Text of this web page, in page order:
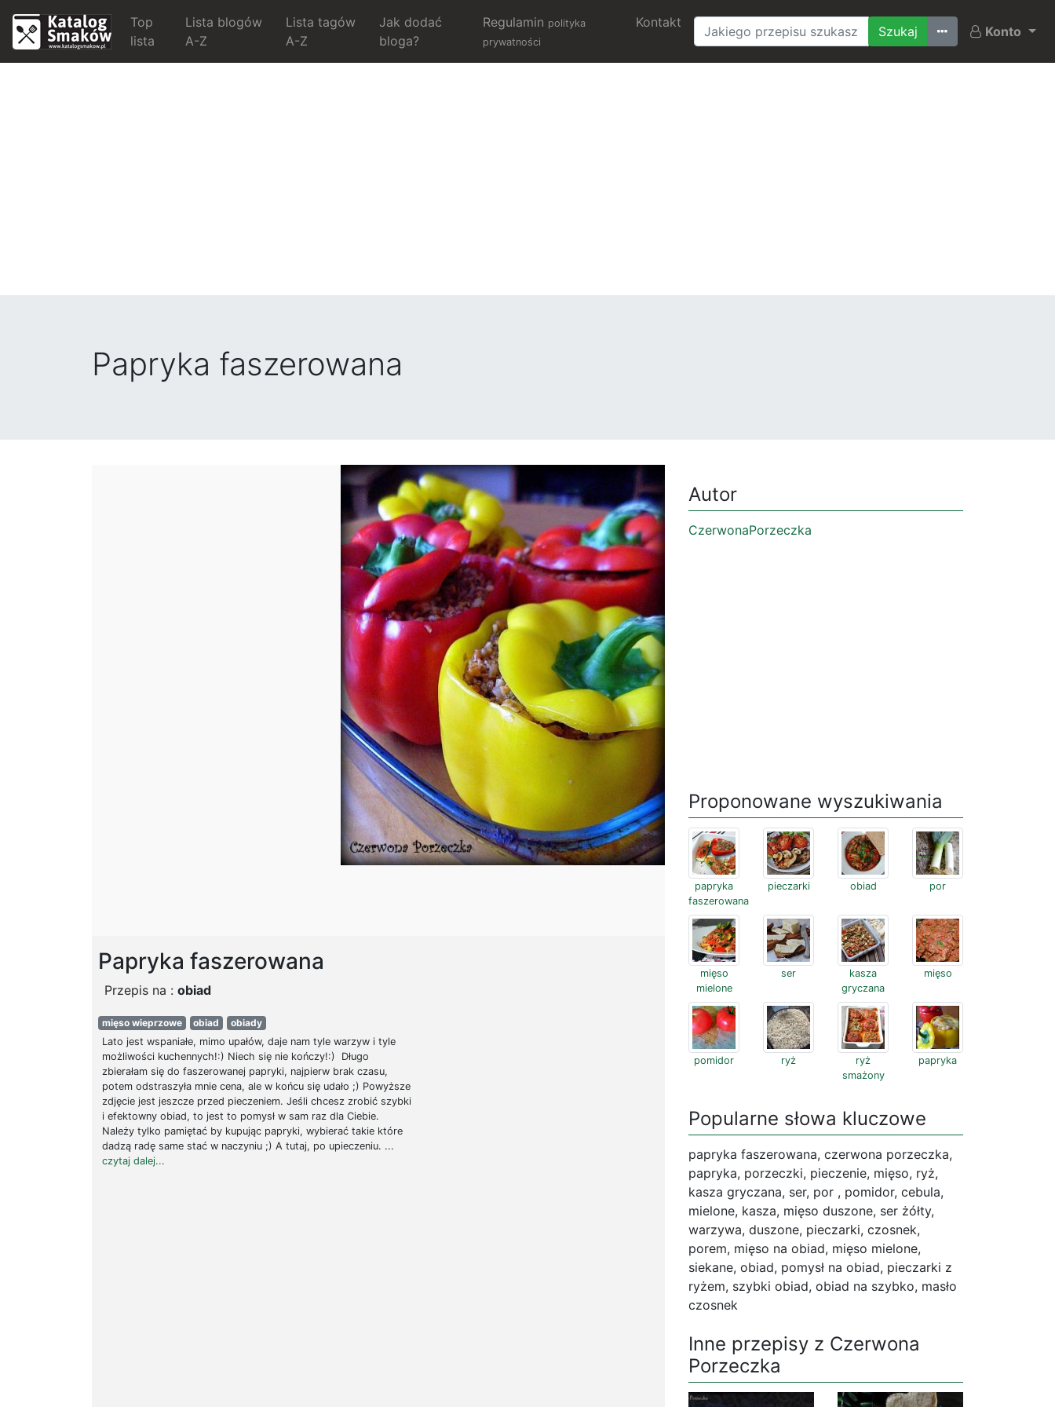
Top
lista
Lista blogów
A-Z
Lista tagów
A-Z
Jak dodać
bloga?
Regulamin polityka
prywatności
Kontakt
Ostatnio szukane
Konto
Papryka faszerowana
Papryka faszerowana
Przepis na : obiad
mięso wieprzowe obiad
obiady
Lato jest wspaniałe, mimo upałów, daje nam tyle warzyw i tyle
możliwości kuchennych!:) Niech się nie kończy!:) Długo
zbierałam się do faszerowanej papryki, najpierw brak czasu,
potem odstraszyła mnie cena, ale w końcu się udało ;) Powyższe
zdjęcie jest jeszcze przed pieczeniem. Jeśli chcesz zrobić szybki
i efektowny obiad, to jest to pomysł w sam raz dla Ciebie.
Należy tylko pamiętać by kupując papryki, wybierać takie które
dadzą radę same stać w naczyniu ;) A tutaj, po upieczeniu. ...
czytaj dalej...
Autor
CzerwonaPorzeczka
Proponowane wyszukiwania
papryka
faszerowana
pieczarki obiad por
mięso
mielone
ser
kasza
gryczana
mięso
pomidor ryż
ryż
smażony
papryka
Popularne słowa kluczowe
papryka faszerowana, czerwona porzeczka,
papryka, porzeczki, pieczenie, mięso, ryż,
kasza gryczana, ser, por , pomidor, cebula,
mielone, kasza, mięso duszone, ser żółty,
warzywa, duszone, pieczarki, czosnek,
porem, mięso na obiad, mięso mielone,
siekane, obiad, pomysł na obiad, pieczarki z
ryżem, szybki obiad, obiad na szybko, masło
czosnek
Inne przepisy z Czerwona
Porzeczka